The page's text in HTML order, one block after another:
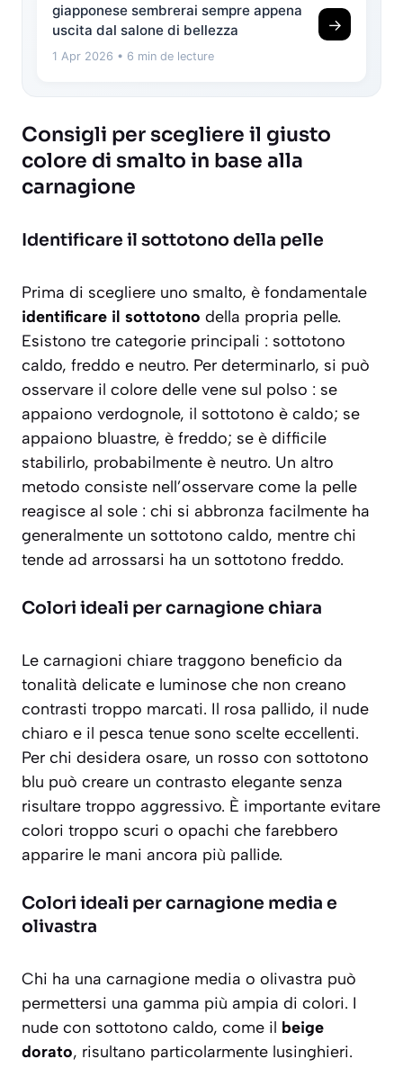
giapponese sembrerai sempre appena
uscita dal salone di bellezza
1 Apr 2026 • 6 min de lecture
→
Consigli per scegliere il giusto
colore di smalto in base alla
carnagione
Identificare il sottotono della pelle
Prima di scegliere uno smalto, è fondamentale
identificare il sottotono della propria pelle.
Esistono tre categorie principali : sottotono
caldo, freddo e neutro. Per determinarlo, si può
osservare il colore delle vene sul polso : se
appaiono verdognole, il sottotono è caldo; se
appaiono bluastre, è freddo; se è difficile
stabilirlo, probabilmente è neutro. Un altro
metodo consiste nell’osservare come la pelle
reagisce al sole : chi si abbronza facilmente ha
generalmente un sottotono caldo, mentre chi
tende ad arrossarsi ha un sottotono freddo.
Colori ideali per carnagione chiara
Le carnagioni chiare traggono beneficio da
tonalità delicate e luminose che non creano
contrasti troppo marcati. Il rosa pallido, il nude
chiaro e il pesca tenue sono scelte eccellenti.
Per chi desidera osare, un rosso con sottotono
blu può creare un contrasto elegante senza
risultare troppo aggressivo. È importante evitare
colori troppo scuri o opachi che farebbero
apparire le mani ancora più pallide.
Colori ideali per carnagione media e
olivastra
Chi ha una carnagione media o olivastra può
permettersi una gamma più ampia di colori. I
nude con sottotono caldo, come il beige
dorato, risultano particolarmente lusinghieri.